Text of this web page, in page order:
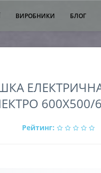
ВИРОБНИКИ БЛОГ
ЕЛЕКТРИЧНА
600Х500/
Рейтинг: